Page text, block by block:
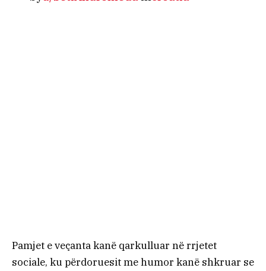
Pamjet e veçanta kanë qarkulluar në rrjetet
sociale, ku përdoruesit me humor kanë shkruar se